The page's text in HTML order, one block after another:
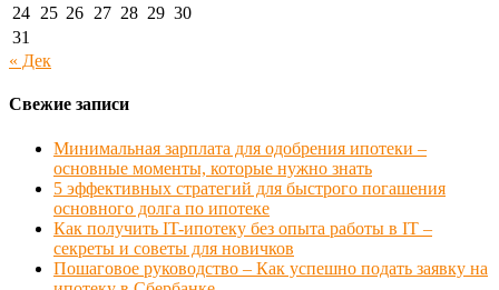
24 25 26 27 28 29 30
31
« Дек
Свежие записи
Минимальная зарплата для одобрения ипотеки –
основные моменты, которые нужно знать
5 эффективных стратегий для быстрого погашения
основного долга по ипотеке
Как получить IT-ипотеку без опыта работы в IT –
секреты и советы для новичков
Пошаговое руководство – Как успешно подать заявку на